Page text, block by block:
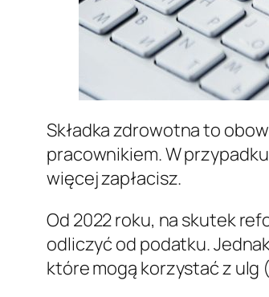
Składka zdrowotna to
pracownikiem. W
więcej zapłacisz.
Od 2022 roku, na skutek
odliczyć od podatku.
które mogą korzystać z ulg